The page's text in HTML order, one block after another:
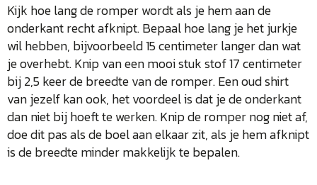
Kijk hoe lang de romper wordt als je hem aan de
onderkant recht afknipt. Bepaal hoe lang je het jurkje
wil hebben, bijvoorbeeld 15 centimeter langer dan wat
je overhebt. Knip van een mooi stuk stof 17 centimeter
bij 2,5 keer de breedte van de romper. Een oud shirt
van jezelf kan ook, het voordeel is dat je de onderkant
dan niet bij hoeft te werken. Knip de romper nog niet af,
doe dit pas als de boel aan elkaar zit, als je hem afknipt
is de breedte minder makkelijk te bepalen.